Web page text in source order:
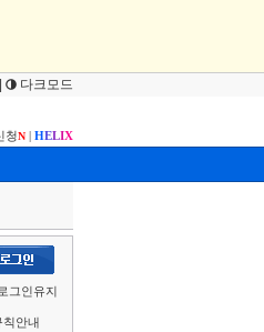
다크모드
청N | HELIX
로그인유지
칙안내